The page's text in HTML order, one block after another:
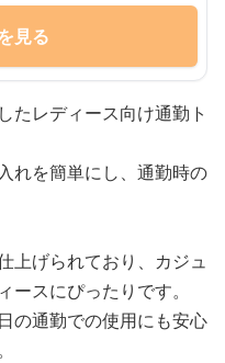
見る
たレディース向け通勤ト
れを簡単にし、通勤時の
上げられており、カジュ
スにぴったりです。
の通勤での使用にも安心